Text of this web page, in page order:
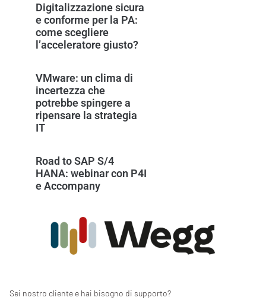
Digitalizzazione sicura
e conforme per la PA:
come scegliere
l’acceleratore giusto?
VMware: un clima di
incertezza che
potrebbe spingere a
ripensare la strategia
IT
Road to SAP S/4
HANA: webinar con P4I
e Accompany
Sei nostro cliente e hai bisogno di supporto?